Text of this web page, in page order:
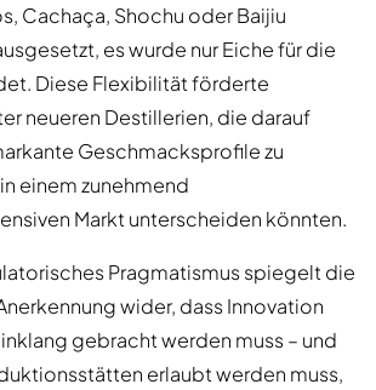
Cachaça, Shochu oder Baijiu
es wurde nur Eiche für die
Diese Flexibilität förderte
neueren Destillerien, die darauf
Geschmacksprofile zu
einem zunehmend
Markt unterscheiden könnten.
Pragmatismus spiegelt die
wider, dass Innovation
gebracht werden muss – und
erlaubt werden muss,